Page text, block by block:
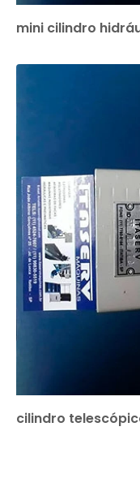
mini cilindro
cilindro